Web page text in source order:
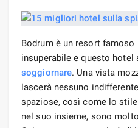
Bodrum è un resort famoso
insuperabile e questo hotel
soggiornare. Una vista
lascerà nessuno
spaziose, così come lo
nel suo insieme, sono